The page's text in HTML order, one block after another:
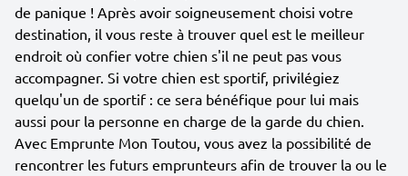
de panique ! Après avoir soigneusement choisi votre
destination, il vous reste à trouver quel est le meilleur
endroit où confier votre chien s'il ne peut pas vous
accompagner. Si votre chien est sportif, privilégiez
quelqu'un de sportif : ce sera bénéfique pour lui mais
aussi pour la personne en charge de la garde du chien.
Avec Emprunte Mon Toutou, vous avez la possibilité de
rencontrer les futurs emprunteurs afin de trouver la ou le